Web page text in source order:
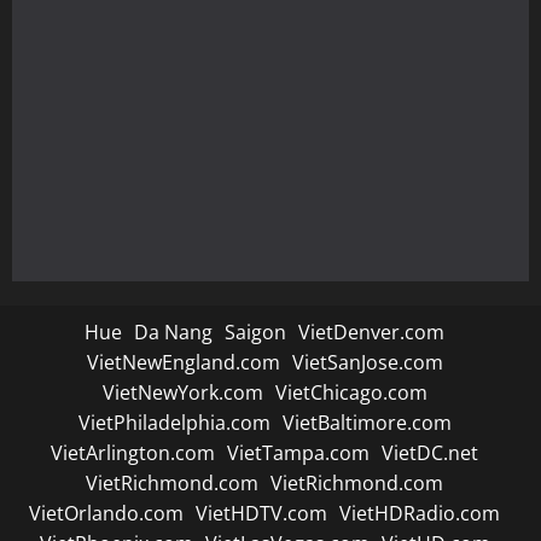
Hue Da Nang Saigon VietDenver.com
VietNewEngland.com VietSanJose.com
VietNewYork.com VietChicago.com
VietPhiladelphia.com VietBaltimore.com
VietArlington.com VietTampa.com VietDC.net
VietRichmond.com VietRichmond.com
VietOrlando.com VietHDTV.com VietHDRadio.com